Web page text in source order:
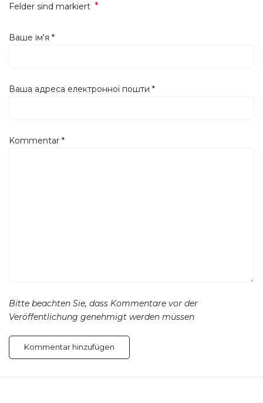
Felder sind markiert *
Ваше ім'я *
Ваша адреса електронної пошти *
Kommentar *
Bitte beachten Sie, dass Kommentare vor der
Veröffentlichung genehmigt werden müssen